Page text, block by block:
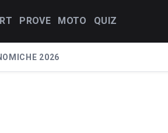
PROVE MOTO QUIZ
2026